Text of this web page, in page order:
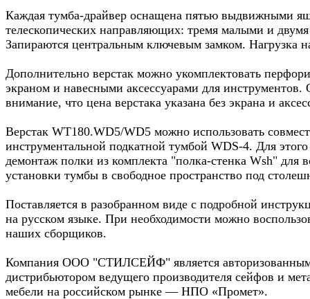
Каждая тумба-драйвер оснащена пятью выдвижными
телескопических направляющих: тремя малыми и
Запираются центральным ключевым замком. Нагрузка
Дополнительно верстак можно укомплектовать
экраном и навесными аксессуарами для инструментов.
внимание, что цена верстака указана без экрана и
Верстак WT180.WD5/WD5 можно использовать
инструментальной подкатной тумбой WDS-4. Для этого
демонтаж полки из комплекта "полка-стенка Wsh" для
установки тумбы в свободное пространство под
Поставляется в разобранном виде с подробной
на русском языке. При необходимости можно
наших сборщиков.
Компания ООО "СТИЛСЕЙФ" является
дистрибьютором ведущего производителя сейфов и
мебели на российском рынке — НПО «Промет».